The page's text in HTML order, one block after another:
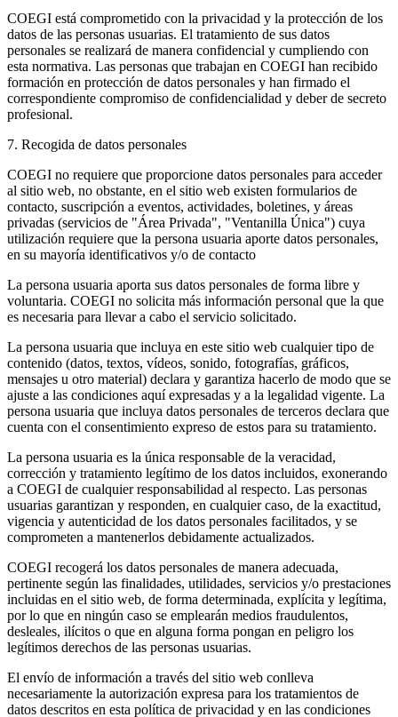
COEGI está comprometido con la privacidad y la protección de los
datos de las personas usuarias. El tratamiento de sus datos
personales se realizará de manera confidencial y cumpliendo con
esta normativa. Las personas que trabajan en COEGI han recibido
formación en protección de datos personales y han firmado el
correspondiente compromiso de confidencialidad y deber de secreto
profesional.
7. Recogida de datos personales
COEGI no requiere que proporcione datos personales para acceder
al sitio web, no obstante, en el sitio web existen formularios de
contacto, suscripción a eventos, actividades, boletines, y áreas
privadas (servicios de "Área Privada", "Ventanilla Única") cuya
utilización requiere que la persona usuaria aporte datos personales,
en su mayoría identificativos y/o de contacto
La persona usuaria aporta sus datos personales de forma libre y
voluntaria. COEGI no solicita más información personal que la que
es necesaria para llevar a cabo el servicio solicitado.
La persona usuaria que incluya en este sitio web cualquier tipo de
contenido (datos, textos, vídeos, sonido, fotografías, gráficos,
mensajes u otro material) declara y garantiza hacerlo de modo que se
ajuste a las condiciones aquí expresadas y a la legalidad vigente. La
persona usuaria que incluya datos personales de terceros declara que
cuenta con el consentimiento expreso de estos para su tratamiento.
La persona usuaria es la única responsable de la veracidad,
corrección y tratamiento legítimo de los datos incluidos, exonerando
a COEGI de cualquier responsabilidad al respecto. Las personas
usuarias garantizan y responden, en cualquier caso, de la exactitud,
vigencia y autenticidad de los datos personales facilitados, y se
comprometen a mantenerlos debidamente actualizados.
COEGI recogerá los datos personales de manera adecuada,
pertinente según las finalidades, utilidades, servicios y/o prestaciones
incluidas en el sitio web, de forma determinada, explícita y legítima,
por lo que en ningún caso se emplearán medios fraudulentos,
desleales, ilícitos o que en alguna forma pongan en peligro los
legítimos derechos de las personas usuarias.
El envío de información a través del sitio web conlleva
necesariamente la autorización expresa para los tratamientos de
datos descritos en esta política de privacidad y en las condiciones